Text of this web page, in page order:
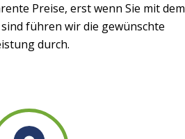
Preise, erst wenn Sie mit dem
führen wir die gewünschte
durch.